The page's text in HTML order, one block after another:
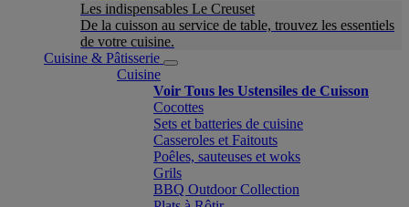
Les indispensables Le Creuset
De la cuisson au service de table, trouvez les essentiels
de votre cuisine.
Cuisine & Pâtisserie
Cuisine
Voir Tous les Ustensiles de Cuisson
Cocottes
Sets et batteries de cuisine
Casseroles et Faitouts
Poêles, sauteuses et woks
Grils
BBQ Outdoor Collection